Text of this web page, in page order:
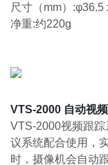
尺寸（mm）:φ36.5
净重:约220g
VTS-2000 自动视
VTS-2000视频跟
议系统配合使用，
时，摄像机会自动